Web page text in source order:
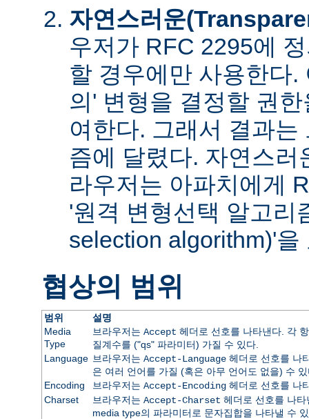
자연스러운
우저가 RFC 2295에
할 경우에만 사용한다.
의' 변형을 결정할 권
여한다. 그래서 결과
즘에 달렸다. 자연스러
라우저는 아파치에게
'원격 변형선택 알고리
selection algorithm)'을
협상의 범위
범위
설명
Media
Type
브라우저는 Accept 헤더로 선호를 나타낸다. 각
질계수를 ("qs" 파라미터) 가질 수 있다.
Language 브라우저는 Accept-Language헤더로 선호를 나
은 여러 언어를 가질 (혹은 아무 언어도 없을) 수
Encoding
브라우저는 Accept-Encoding헤더로 선호를 나
Charset
브라우저는 Accept-Charset 헤더로 선호를 나
media type의 파라미터로 문자집합을 나타낼 수